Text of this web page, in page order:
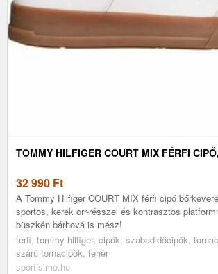
TOMMY HILFIGER COURT MIX FÉRFI
32 990 Ft
A Tommy Hilfiger COURT MIX férfi cipő
sportos, kerek orr-résszel és kontrasztos
büszkén bárhová is mész!
férfi, tommy hilfiger, cipők, szabadidőcipők,
szárú tornacipők, fehér
sportisimo.hu